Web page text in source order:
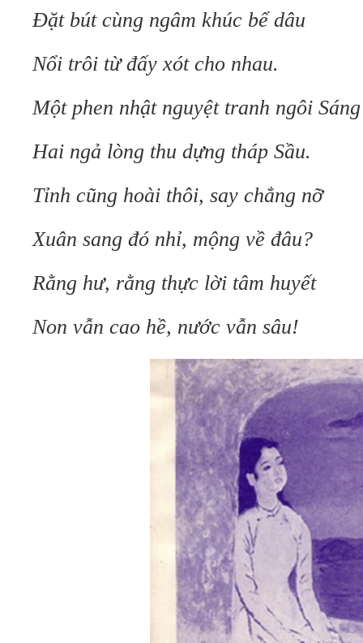
Đặt bút cùng ngâm khúc bể dâu
Nổi trôi từ đấy xót cho nhau.
Một phen nhật nguyệt tranh ngôi Sáng
Hai ngả lòng thu dựng tháp Sầu.
Tỉnh cũng hoài thôi, say chẳng nỡ
Xuân sang đó nhỉ, mộng về đâu?
Rằng hư, rằng thực lời tâm huyết
Non vẫn cao hề, nước vẫn sâu!